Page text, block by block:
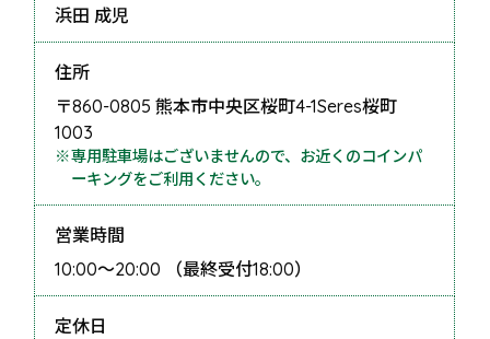
浜田 成児
住所
〒860-0805 熊本市中央区桜町4-1Seres桜町
1003
専用駐車場はございませんので、お近くのコインパ
ーキングをご利用ください。
営業時間
10:00〜20:00 （最終受付18:00）
定休日